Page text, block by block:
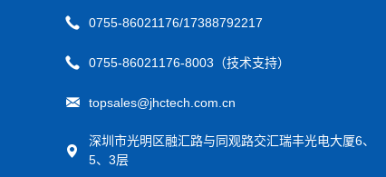
0755-86021176/17388792217
0755-86021176-8003（技术支持）
topsales@jhctech.com.cn
深圳市光明区融汇路与同观路交汇瑞丰光电大厦6、
5、3层